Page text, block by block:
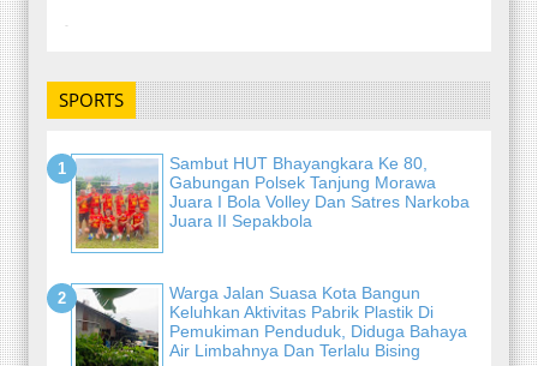
-
SPORTS
Sambut HUT Bhayangkara Ke 80,
Gabungan Polsek Tanjung Morawa
Juara I Bola Volley Dan Satres Narkoba
Juara II Sepakbola
Warga Jalan Suasa Kota Bangun
Keluhkan Aktivitas Pabrik Plastik Di
Pemukiman Penduduk, Diduga Bahaya
Air Limbahnya Dan Terlalu Bising